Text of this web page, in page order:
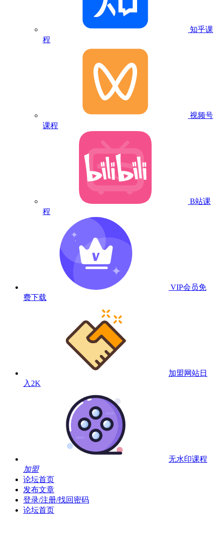
知乎课
程
视频号
课程
B站课
程
VIP会员免
费下载
加盟网站日
入2K
无水印课程
加盟
论坛首页
发布文章
登录/注册/找回密码
论坛首页